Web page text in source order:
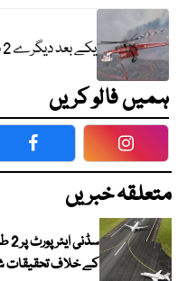
یکے بعد دیگرے 2 ہیلی کاپٹر گر کر تباہ؛ متعدد ہلاکتیں
ہمیں فالو کریں
Facebook
متعلقہ خبریں
کے خلاف تحقیقات